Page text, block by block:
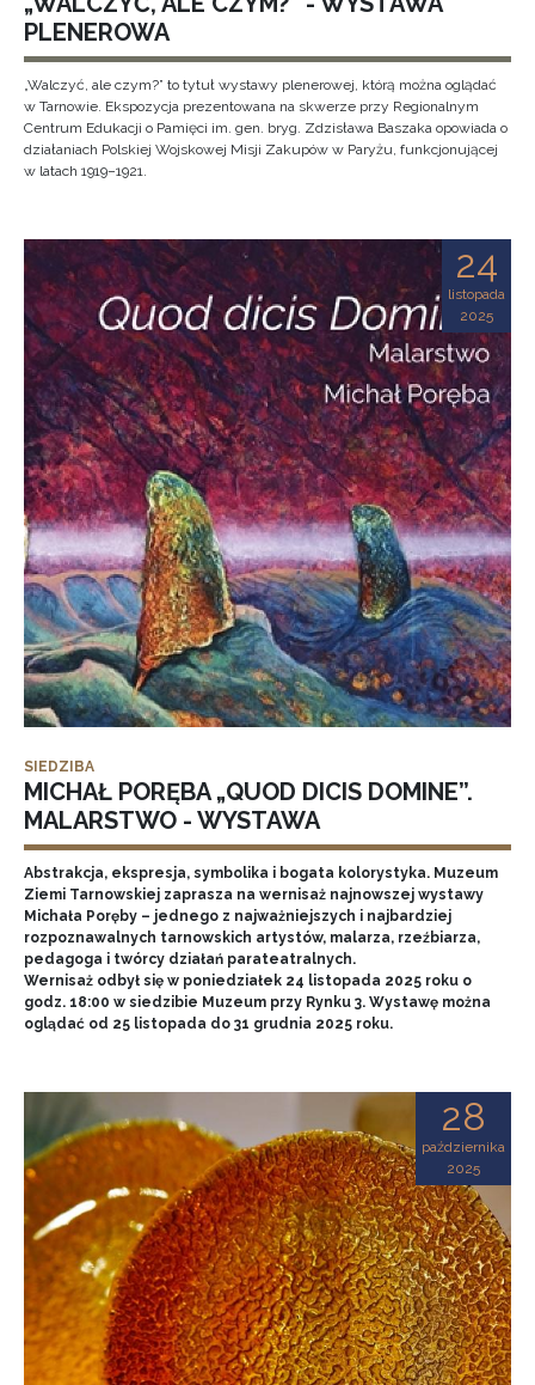
PLENEROWA
„Walczyć, ale czym?” to tytuł wystawy plenerowej, którą można oglądać
w Tarnowie. Ekspozycja prezentowana na skwerze przy Regionalnym
Centrum Edukacji o Pamięci im. gen. bryg. Zdzisława Baszaka opowiada o
działaniach Polskiej Wojskowej Misji Zakupów w Paryżu, funkcjonującej
w latach 1919–1921.
24
listopada
2025
SIEDZIBA
MICHAŁ PORĘBA „QUOD DICIS DOMINE”.
MALARSTWO - WYSTAWA
Abstrakcja, ekspresja, symbolika i bogata kolorystyka. Muzeum
Ziemi Tarnowskiej zaprasza na wernisaż najnowszej wystawy
Michała Poręby – jednego z najważniejszych i najbardziej
rozpoznawalnych tarnowskich artystów, malarza, rzeźbiarza,
pedagoga i twórcy działań parateatralnych.
Wernisaż odbył się w poniedziałek 24 listopada 2025 roku o
godz. 18:00 w siedzibie Muzeum przy Rynku 3. Wystawę można
oglądać od 25 listopada do 31 grudnia 2025 roku.
28
października
2025